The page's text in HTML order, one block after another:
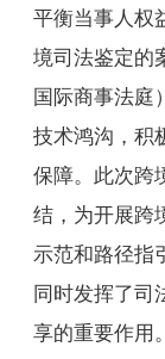
平衡当事人权
境司法鉴定的
国际商事法庭
技术鸿沟，积
保障。此次跨
结，为开展跨
示范和路径指
同时发挥了司
享的重要作用。